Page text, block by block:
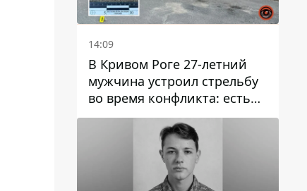
14:09
В Кривом Роге 27-летний
мужчина устроил стрельбу
во время конфликта: есть
раненый